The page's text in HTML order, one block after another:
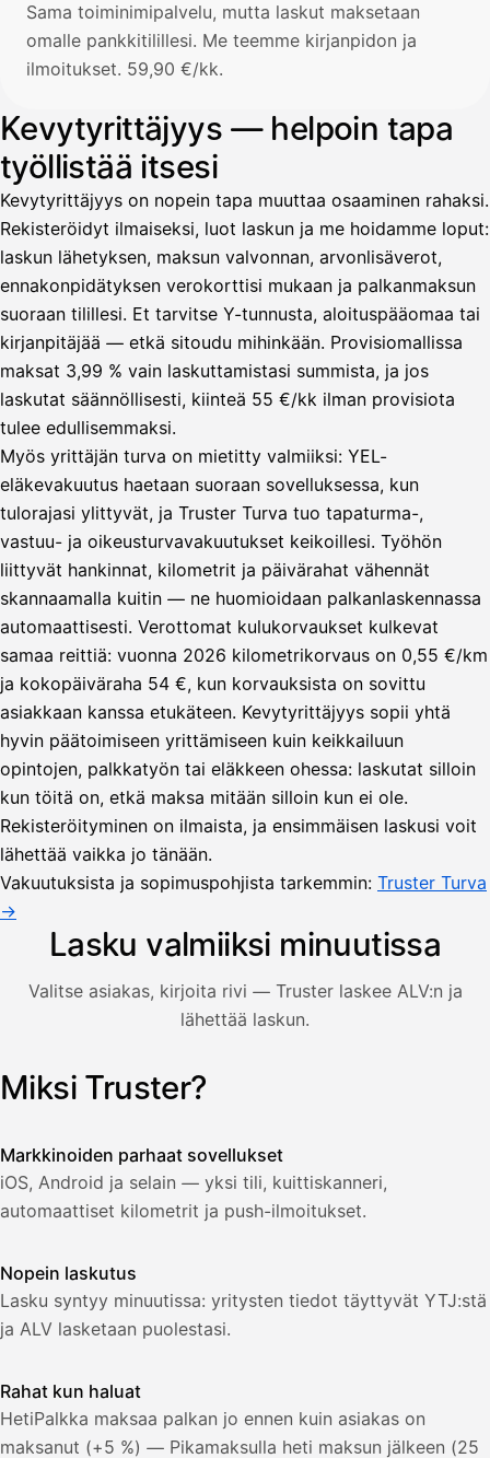
Sama toiminimipalvelu, mutta laskut maksetaan
omalle pankkitilillesi. Me teemme kirjanpidon ja
ilmoitukset. 59,90 €/kk.
Kevytyrittäjyys — helpoin tapa
työllistää itsesi
Kevytyrittäjyys on nopein tapa muuttaa osaaminen rahaksi.
Rekisteröidyt ilmaiseksi, luot laskun ja me hoidamme loput:
laskun lähetyksen, maksun valvonnan, arvonlisäverot,
ennakonpidätyksen verokorttisi mukaan ja palkanmaksun
suoraan tilillesi. Et tarvitse Y-tunnusta, aloituspääomaa tai
kirjanpitäjää — etkä sitoudu mihinkään. Provisiomallissa
maksat 3,99 % vain laskuttamistasi summista, ja jos
laskutat säännöllisesti, kiinteä 55 €/kk ilman provisiota
tulee edullisemmaksi.
Myös yrittäjän turva on mietitty valmiiksi: YEL-
eläkevakuutus haetaan suoraan sovelluksessa, kun
tulorajasi ylittyvät, ja Truster Turva tuo tapaturma-,
vastuu- ja oikeusturvavakuutukset keikoillesi. Työhön
liittyvät hankinnat, kilometrit ja päivärahat vähennät
skannaamalla kuitin — ne huomioidaan palkanlaskennassa
automaattisesti. Verottomat kulukorvaukset kulkevat
samaa reittiä: vuonna 2026 kilometrikorvaus on 0,55 €/km
ja kokopäiväraha 54 €, kun korvauksista on sovittu
asiakkaan kanssa etukäteen. Kevytyrittäjyys sopii yhtä
hyvin päätoimiseen yrittämiseen kuin keikkailuun
opintojen, palkkatyön tai eläkkeen ohessa: laskutat silloin
kun töitä on, etkä maksa mitään silloin kun ei ole.
Rekisteröityminen on ilmaista, ja ensimmäisen laskusi voit
lähettää vaikka jo tänään.
Vakuutuksista ja sopimuspohjista tarkemmin: Truster Turva
→
Lasku valmiiksi minuutissa
Valitse asiakas, kirjoita rivi — Truster laskee ALV:n ja
lähettää laskun.
Kuvitus: käyttäjä luo laskun Truster-sovelluksessa —
Uusi lasku
Oy
heinäkuu
1
€
25,5
471,75
Lähetä
lasku
Lasku lähetetty
Miksi Truster?
Markkinoiden parhaat sovellukset
iOS, Android ja selain — yksi tili, kuittiskanneri,
automaattiset kilometrit ja push-ilmoitukset.
Nopein laskutus
Lasku syntyy minuutissa: yritysten tiedot täyttyvät YTJ:stä
ja ALV lasketaan puolestasi.
Rahat kun haluat
HetiPalkka maksaa palkan jo ennen kuin asiakas on
maksanut (+5 %) — Pikamaksulla heti maksun jälkeen (25